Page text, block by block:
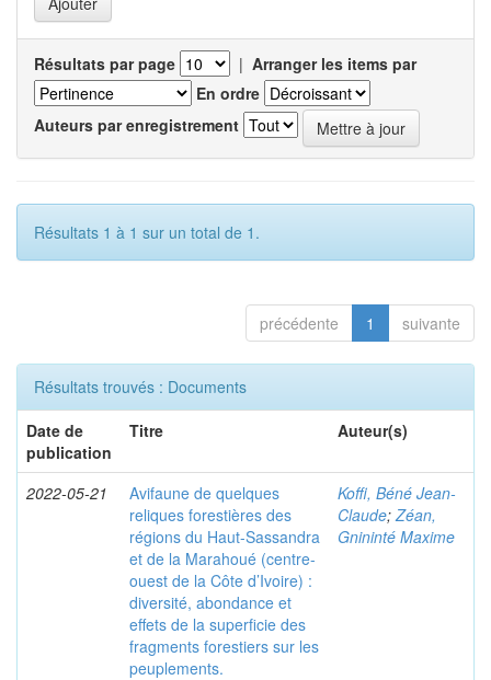
Résultats par page | Arranger les items par
En ordre
Auteurs par enregistrement
Résultats 1 à 1 sur un total de 1.
précédente 1 suivante
Résultats trouvés : Documents
Date de
publication
Titre Auteur(s)
2022-05-21
Avifaune de quelques
reliques forestières des
régions du Haut-Sassandra
et de la Marahoué (centre-
ouest de la Côte d’Ivoire) :
diversité, abondance et
effets de la superficie des
fragments forestiers sur les
peuplements.
Koffi, Béné Jean-
Claude; Zéan,
Gnininté Maxime